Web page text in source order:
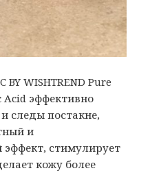
WISHTREND Pure
Acid эффективно
следы постакне,
и
стимулирует
кожу более